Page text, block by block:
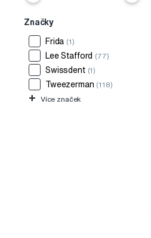
Značky
Frida (1)
Lee Stafford (77)
Swissdent (1)
Tweezerman (118)
+ Více značek